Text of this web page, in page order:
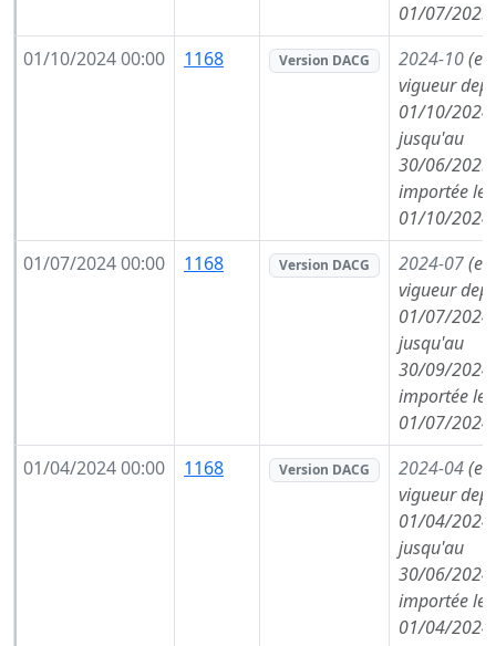
01/07/2025)
01/10/2024 00:00
1168 Version DACG 2024-10(en
vigueur
01/10/2024,
jusqu'au
30/06/2025,
importée le
01/10/2024)
01/07/2024 00:00
1168 Version DACG 2024-07(en
vigueur
01/07/2024,
jusqu'au
30/09/2024,
importée le
01/07/2024)
01/04/2024 00:00
1168 Version DACG 2024-04(en
vigueur
01/04/2024,
jusqu'au
30/06/2024,
importée le
01/04/2024)